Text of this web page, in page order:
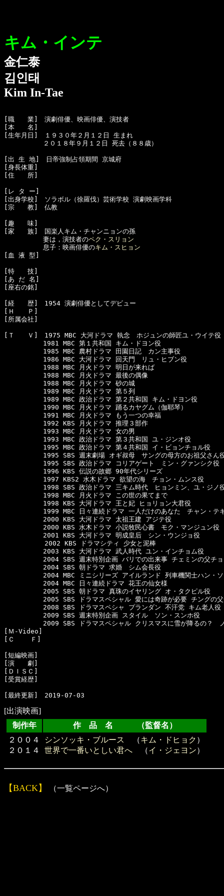
キム・インテ
金仁泰
김인태
Kim In-Tae
[職　　業]　演劇俳優、映画俳優、演技者
[本　　名]
[生年月日]　１９３０年２月１２日 生まれ
２０１８年９月１２日 死去（８８歳）
[出 生 地]　日帝強制占領期間 京城府
[身長体重]
[住　　所]
[レ タ ー]
[出身学校]　ソラボル（徐羅伐）芸術学校 演劇映画学科
[宗　　教]　仏教
[趣　　味]
[家　　族]　国楽人キム・チャンニョンの孫
妻は，演技者のペク・スリョン
息子：映画俳優のキム・スヒョン
[血 液 型]
[特　　技]
[あ だ 名]
[座右の銘]
[経　　歴]　1954 演劇俳優としてデビュー
[Ｈ　　Ｐ]
[所属会社]
[Ｔ　　Ｖ]　1975 MBC 大河ドラマ 執念　ホジュンの師匠ユ・ウイテ役
1981 MBC 第１共和国 キム・ドヨン役
1985 MBC 農村ドラマ 田園日記　カン主事役
1986 MBC 大河ドラマ 回天門　リュ・ヒブン役
1988 MBC 月火ドラマ 明日が来れば
1988 MBC 月火ドラマ 最後の偶像
1988 MBC 月火ドラマ 砂の城
1989 MBC 月火ドラマ 第５列
1989 MBC 政治ドラマ 第２共和国 キム・ドヨン役
1990 MBC 月火ドラマ 踊るカヤグム（伽耶琴）
1991 MBC 月火ドラマ もう一つの幸福
1992 KBS 月火ドラマ 推理３部作
1993 MBC 月火ドラマ 女の男
1993 MBC 政治ドラマ 第３共和国 ユ・ジンオ役
1995 MBC 政治ドラマ 第４共和国 イ・ビョンチョル役
1995 SBS 週末劇場 オギ叔母　サングの母方のお祖父さん
1995 SBS 政治ドラマ コリアゲート　ミン・グァンシク役
1996 KBS 伝説の故郷 90年代シリーズ
1997 KBS2 水木ドラマ 欲望の海　チョン・ムンス役
1998 SBS 政治ドラマ 三キム時代　ヒョンミン、ユ・ジノ
1998 MBC 月火ドラマ この世の果てまで
1998 KBS 大河ドラマ 王と妃 ヒョリョン大君役
1999 MBC 日々連続ドラマ 一人だけのあなた　チャン・テ
2000 KBS 大河ドラマ 太祖王建 アジテ役
2000 KBS 水木ドラマ 小説牧民心書　モク・マンジュン役
2001 KBS 大河ドラマ 明成皇后　シン・ウンジョ役
  　　　　　2002 KBS ドラマシティ 少女と泥棒
2003 KBS 大河ドラマ 武人時代 ユン・インチョム役
2004 SBS 週末特別企画 バリでの出来事 チェミンの父チョン
2004 SBS 朝ドラマ 求婚　シム会長役
2004 MBC ミニシリーズ アイルランド 列車機関士ハン・ソ
2004 MBC 日々連続ドラマ 花王の仙女様
2005 SBS 朝ドラマ 真珠のイヤリング オ・タクピル役
2005 SBS ドラマスペシャル 愛には奇跡が必要 チングの父
2008 SBS ドラマスペシャ プランダン 不汗党 キム老人
2009 SBS 週末特別企画 スタイル　ソン・スンホ役
2009 SBS ドラマスペシャル クリスマスに雪が降るの？　ノ
[Ｍ-Video]
[Ｃ    Ｆ]
[短編映画]
[演　　劇]
[ＤＩＳＣ]
[受賞経歴]
[出演映画]
制作年
作 品 名 （監督名）
２００４
２０１４
シンソッキ・ブルース （キム・ドヒョク ）
世界で一番いとしい君へ （イ・ジェヨン）
【BACK】 （一覧ページへ）